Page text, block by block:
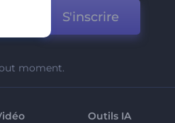
S'inscrire
moment.
Outils IA